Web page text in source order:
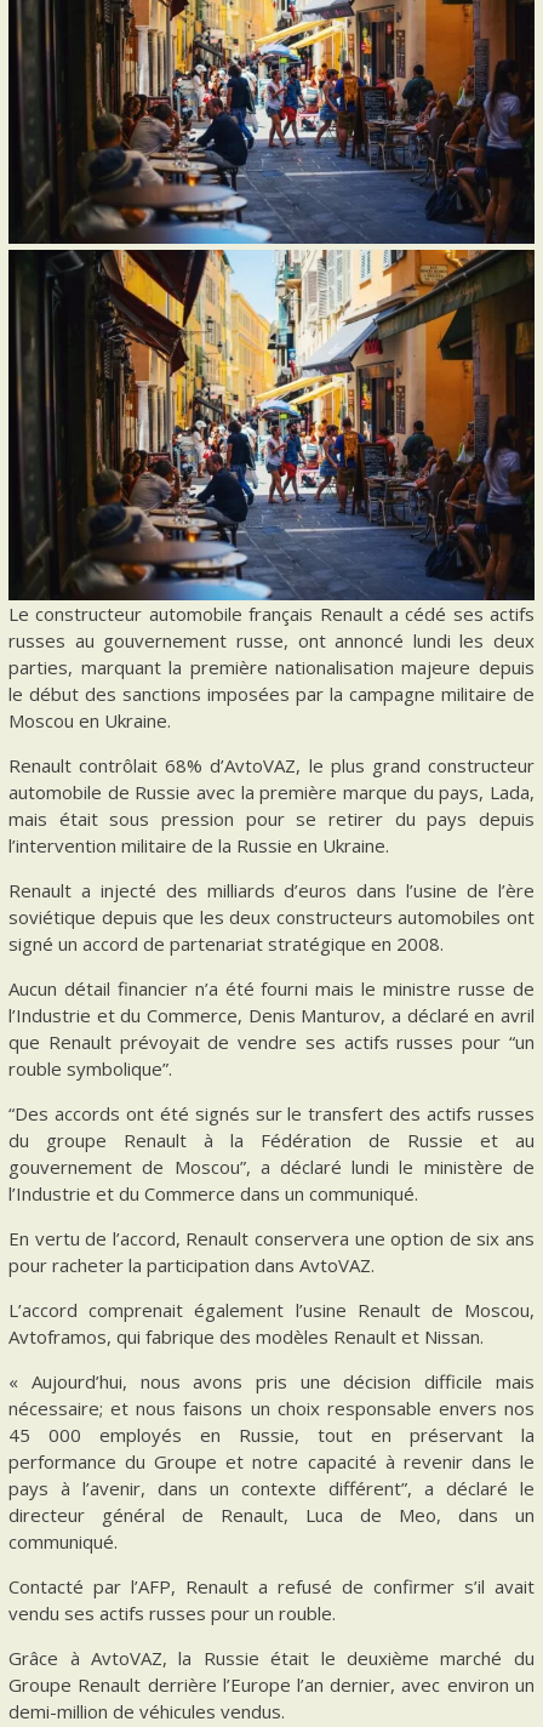
Le constructeur automobile français Renault a cédé ses actifs
russes au gouvernement russe, ont annoncé lundi les deux
parties, marquant la première nationalisation majeure depuis
le début des sanctions imposées par la campagne militaire de
Moscou en Ukraine.
Renault contrôlait 68% d’AvtoVAZ, le plus grand constructeur
automobile de Russie avec la première marque du pays, Lada,
mais était sous pression pour se retirer du pays depuis
l’intervention militaire de la Russie en Ukraine.
Renault a injecté des milliards d’euros dans l’usine de l’ère
soviétique depuis que les deux constructeurs automobiles ont
signé un accord de partenariat stratégique en 2008.
Aucun détail financier n’a été fourni mais le ministre russe de
l’Industrie et du Commerce, Denis Manturov, a déclaré en avril
que Renault prévoyait de vendre ses actifs russes pour “un
rouble symbolique”.
“Des accords ont été signés sur le transfert des actifs russes
du groupe Renault à la Fédération de Russie et au
gouvernement de Moscou”, a déclaré lundi le ministère de
l’Industrie et du Commerce dans un communiqué.
En vertu de l’accord, Renault conservera une option de six ans
pour racheter la participation dans AvtoVAZ.
L’accord comprenait également l’usine Renault de Moscou,
Avtoframos, qui fabrique des modèles Renault et Nissan.
« Aujourd’hui, nous avons pris une décision difficile mais
nécessaire; et nous faisons un choix responsable envers nos
45 000 employés en Russie, tout en préservant la
performance du Groupe et notre capacité à revenir dans le
pays à l’avenir, dans un contexte différent”, a déclaré le
directeur général de Renault, Luca de Meo, dans un
communiqué.
Contacté par l’AFP, Renault a refusé de confirmer s’il avait
vendu ses actifs russes pour un rouble.
Grâce à AvtoVAZ, la Russie était le deuxième marché du
Groupe Renault derrière l’Europe l’an dernier, avec environ un
demi-million de véhicules vendus.